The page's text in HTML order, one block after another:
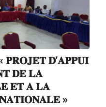
𝐏𝐑𝐎𝐉𝐄𝐓 𝐃’𝐀𝐏𝐏𝐔𝐈
𝐃𝐄 𝐋𝐀
𝐄𝐓 𝐀 𝐋𝐀
»